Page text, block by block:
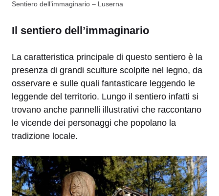
Sentiero dell’immaginario – Luserna
Il sentiero dell’immaginario
La caratteristica principale di questo sentiero è la
presenza di grandi sculture scolpite nel legno, da
osservare e sulle quali fantasticare leggendo le
leggende del territorio. Lungo il sentiero infatti si
trovano anche pannelli illustrativi che raccontano
le vicende dei personaggi che popolano la
tradizione locale.